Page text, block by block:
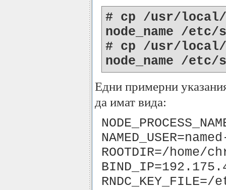
# cp /usr/local/
node_name /etc/
# cp /usr/local/
node_name /etc/
Едни примерни
да имат вида:
ROOTDIR=/home/